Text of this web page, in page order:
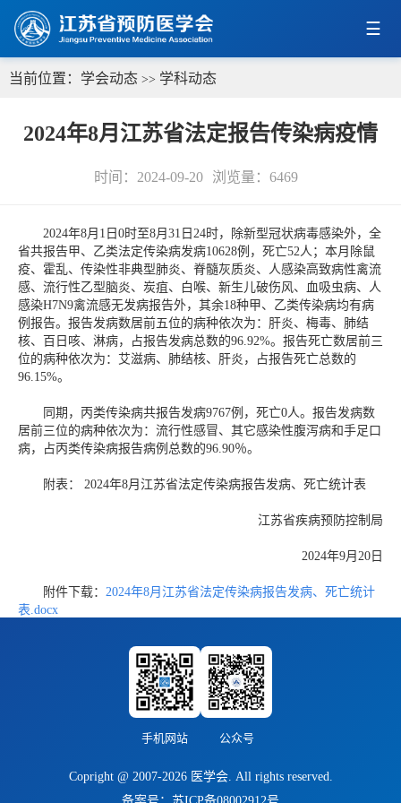
当前位置： 学会动态 >> 学科动态
2024年8月江苏省法定报告传染病疫情
时间：2024-09-20 浏览量： 6469
2024年8月1日0时至8月31日24时，除新型冠状病毒感染外，全
省共报告甲、乙类法定传染病发病10628例，死亡52人；本月除鼠
疫、霍乱、传染性非典型肺炎、脊髓灰质炎、人感染高致病性禽流
感、流行性乙型脑炎、炭疽、白喉、新生儿破伤风、血吸虫病、人
感染H7N9禽流感无发病报告外，其余18种甲、乙类传染病均有病
例报告。报告发病数居前五位的病种依次为：肝炎、梅毒、肺结
核、百日咳、淋病，占报告发病总数的96.92%。报告死亡数居前三
位的病种依次为：艾滋病、肺结核、肝炎，占报告死亡总数的
96.15%。
同期，丙类传染病共报告发病9767例，死亡0人。报告发病数
居前三位的病种依次为：流行性感冒、其它感染性腹泻病和手足口
病，占丙类传染病报告病例总数的96.90％。
附表： 2024年8月江苏省法定传染病报告发病、死亡统计表
江苏省疾病预防控制局
2024年9月20日
附件下载： 2024年8月江苏省法定传染病报告发病、死亡统计
表.docx
手机网站 公众号
Copright @ 2007-2026 医学会. All rights reserved.